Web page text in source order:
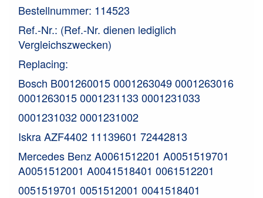
Bestellnummer: 114523
Ref.-Nr.: (Ref.-Nr. dienen lediglich
Vergleichszwecken)
Replacing:
Bosch B001260015 0001263049 0001263016
0001263015 0001231133 0001231033
0001231032 0001231002
Iskra AZF4402 11139601 72442813
Mercedes Benz A0061512201 A0051519701
A0051512001 A0041518401 0061512201
0051519701 0051512001 0041518401